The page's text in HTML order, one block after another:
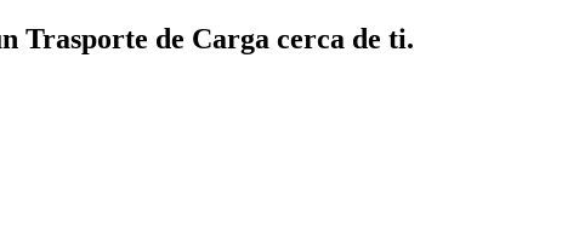
Trasporte de Carga cerca de ti.